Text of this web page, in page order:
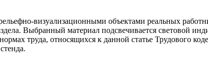
визуализационными объектами реальных
Выбранный материал подсвечивается световой
труда, относящихся к данной статье Трудового